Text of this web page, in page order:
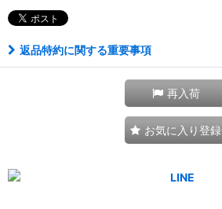
返品特約に関する重要事項
再入荷
お気に入り登録